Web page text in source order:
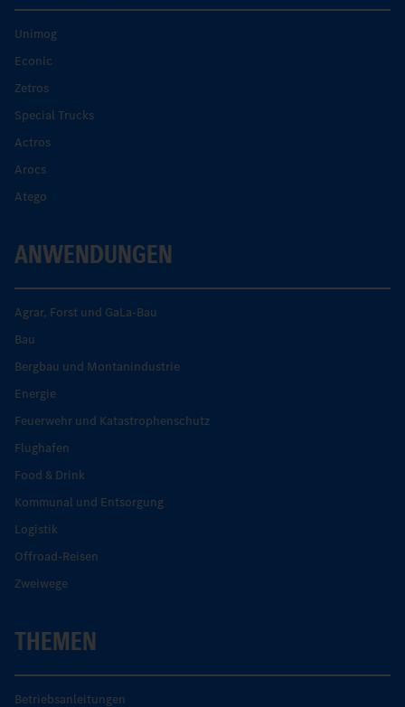
Unimog
Econic
Zetros
Special Trucks
Actros
Arocs
Atego
ANWENDUNGEN
Agrar, Forst und GaLa-Bau
Bau
Bergbau und Montanindustrie
Energie
Feuerwehr und Katastrophenschutz
Flughafen
Food & Drink
Kommunal und Entsorgung
Logistik
Offroad-Reisen
Zweiwege
THEMEN
Betriebsanleitungen